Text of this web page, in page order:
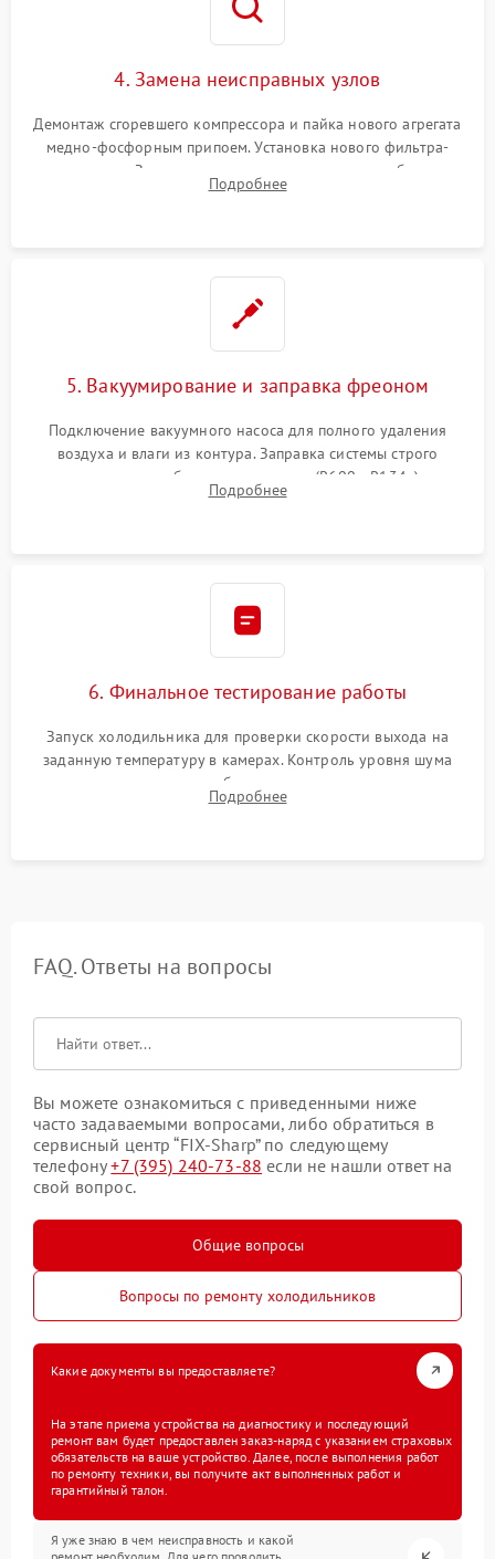
4. Замена неисправных узлов
Демонтаж сгоревшего компрессора и пайка нового агрегата
медно-фосфорным припоем. Установка нового фильтра-
осушителя. Замена изношенных вентиляторов обдува,
сломанных заслонок или поврежденных дверных петель.
Подробнее
5. Вакуумирование и заправка фреоном
Подключение вакуумного насоса для полного удаления
воздуха и влаги из контура. Заправка системы строго
дозированным объемом хладагента (R600a, R134a) по
электронным весам. Контроль рабочего давления в системе.
Подробнее
6. Финальное тестирование работы
Запуск холодильника для проверки скорости выхода на
заданную температуру в камерах. Контроль уровня шума
компрессора, отсутствия обмерзания стенок и корректного
срабатывания системы автоматической оттайки.
Подробнее
FAQ. Ответы на вопросы
Вы можете ознакомиться с приведенными ниже
часто задаваемыми вопросами, либо обратиться в
сервисный центр “FIX-Sharp” по следующему
телефону+7 (395) 240-73-88 если не нашли ответ на
свой вопрос.
Общие вопросы
Вопросы по ремонту холодильников
Какие документы вы предоставляете?
На этапе приема устройства на диагностику и последующий
ремонт вам будет предоставлен заказ-наряд с указанием страховых
обязательств на ваше устройство. Далее, после выполнения работ
по ремонту техники, вы получите акт выполненных работ и
гарантийный талон.
Я уже знаю в чем неисправность и какой